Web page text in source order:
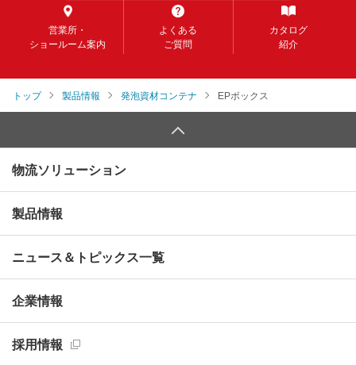
営業所・
ショールーム案内
よくある
ご質問
カタログ
紹介
トップ 製品情報 発泡資材コンテナ EPボックス
物流ソリューション
製品情報
ニュース＆トピックス一覧
企業情報
採用情報